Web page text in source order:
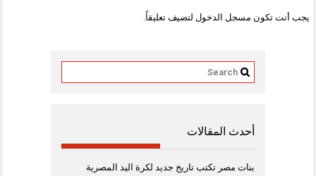
يجب أنت تكون مسجل الدخول لتضيف تعليقاً.
أحدث المقالات
بنات مصر تكتب تاريخ جديد لكرة اليد المصرية